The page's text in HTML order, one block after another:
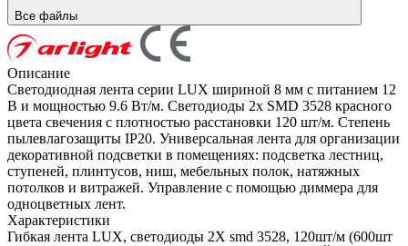
Все файлы
Описание
Светодиодная лента серии LUX шириной 8 мм с питанием 12
В и мощностью 9.6 Вт/м. Светодиоды 2x SMD 3528 красного
цвета свечения с плотностью расстановки 120 шт/м. Степень
пылевлагозащиты IP20. Универсальная лента для организации
декоративной подсветки в помещениях: подсветка лестниц,
ступеней, плинтусов, ниш, мебельных полок, натяжных
потолков и витражей. Управление с помощью диммера для
одноцветных лент.
Характеристики
Гибкая лента LUX, светодиоды 2Х smd 3528, 120шт/м (600шт